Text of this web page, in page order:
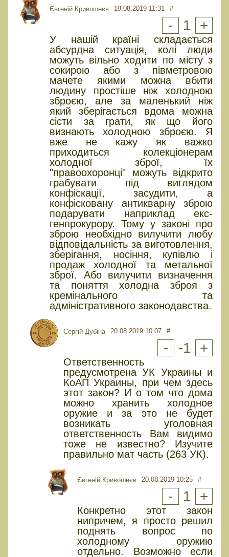
Євгеній Кривошеєв 19.08.2019 11:31 #
- 1 +
У нашій країні складається
абсурдна ситуація, колі люди
можуть вільно ходити по місту з
сокирою або з півметровою
мачете якими можна вбити
людину простіше ніж холодною
зброєю, але за маленький ніж
який зберігається вдома можна
сісти за грати, як що його
визнають холодною зброєю. Я
вже не кажу як важко
приходиться колекціонерам
холодної зброї, їх
"правоохоронці" можуть відкрито
грабувати під виглядом
конфіскації, засудити, а
конфісковану антикварну зброю
подарувати наприклад екс-
генпрокурору. Тому у законі про
зброю необхідно вилучити любу
відповідальність за виготовлення,
зберігання, носіння, купівлю і
продаж холодної та метальної
зброї. Або вилучити визначення
та поняття холодна зброя з
кремінального та
адміністративного законодавства.
Сергій Дубіна 20.08.2019 10:07 #
- -1 +
Ответственность
предусмотрена УК Украины и
КоАП Украины, при чем здесь
этот закон? И о том что дома
можно хранить холодное
оружие и за это не будет
возникать уголовная
ответственность Вам видимо
тоже не известно? Изучите
правильно мат часть (263 УК).
Євгеній Кривошеєв 20.08.2019 10:25 #
- 1 +
Конкретно этот закон
нипричем, я просто решил
поднять вопрос по
холодному оружию
отдельно. Возможно если